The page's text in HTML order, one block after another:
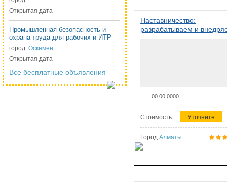
Открытая дата
Промышленная безопасность и
охрана труда для рабочих и ИТР
город: Оскемен
Открытая дата
Все бесплатные объявления
Наставничество:
разрабатываем и
00.00.0000
Стоимость: Уточните
Город Алматы